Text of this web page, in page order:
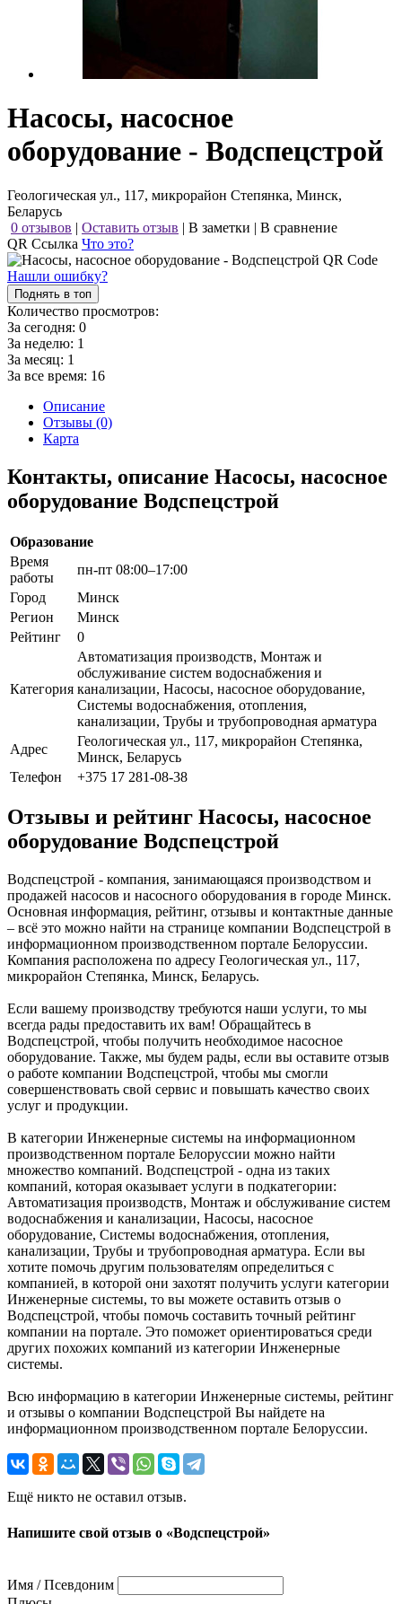
Насосы, насосное
оборудование - Водспецстрой
Геологическая ул., 117, микрорайон Степянка, Минск,
Беларусь
0 отзывов | Оставить отзыв | В заметки | В сравнение
QR Ссылка Что это?
Нашли ошибку?
Поднять в топ
Количество просмотров:
За сегодня: 0
За неделю: 1
За месяц: 1
За все время: 16
Описание
Отзывы (0)
Карта
Контакты, описание Насосы, насосное
оборудование Водспецстрой
Образование
Время
работы
пн-пт 08:00–17:00
Город
Минск
Регион
Минск
Рейтинг
0
Категория
Автоматизация производств, Монтаж и
обслуживание систем водоснабжения и
канализации, Насосы, насосное оборудование,
Системы водоснабжения, отопления,
канализации, Трубы и трубопроводная арматура
Адрес
Геологическая ул., 117, микрорайон Степянка,
Минск, Беларусь
Телефон
+375 17 281-08-38
Отзывы и рейтинг Насосы, насосное
оборудование Водспецстрой
Водспецстрой - компания, занимающаяся производством и
продажей насосов и насосного оборудования в городе Минск.
Основная информация, рейтинг, отзывы и контактные данные
– всё это можно найти на странице компании Водспецстрой в
информационном производственном портале Белоруссии.
Компания расположена по адресу Геологическая ул., 117,
микрорайон Степянка, Минск, Беларусь.
Если вашему производству требуются наши услуги, то мы
всегда рады предоставить их вам! Обращайтесь в
Водспецстрой, чтобы получить необходимое насосное
оборудование. Также, мы будем рады, если вы оставите отзыв
о работе компании Водспецстрой, чтобы мы смогли
совершенствовать свой сервис и повышать качество своих
услуг и продукции.
В категории Инженерные системы на информационном
производственном портале Белоруссии можно найти
множество компаний. Водспецстрой - одна из таких
компаний, которая оказывает услуги в подкатегории:
Автоматизация производств, Монтаж и обслуживание систем
водоснабжения и канализации, Насосы, насосное
оборудование, Системы водоснабжения, отопления,
канализации, Трубы и трубопроводная арматура. Если вы
хотите помочь другим пользователям определиться с
компанией, в которой они захотят получить услуги категории
Инженерные системы, то вы можете оставить отзыв о
Водспецстрой, чтобы помочь составить точный рейтинг
компании на портале. Это поможет ориентироваться среди
других похожих компаний из категории Инженерные
системы.
Всю информацию в категории Инженерные системы, рейтинг
и отзывы о компании Водспецстрой Вы найдете на
информационном производственном портале Белоруссии.
Ещё никто не оставил отзыв.
Напишите свой отзыв о «Водспецстрой»
Имя / Псевдоним